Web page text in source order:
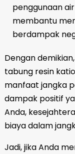
penggunaan
membantu
berdampak
Dengan
tabung resin
manfaat jangka
dampak positif
Anda,
biaya dalam
Jadi, jika Anda